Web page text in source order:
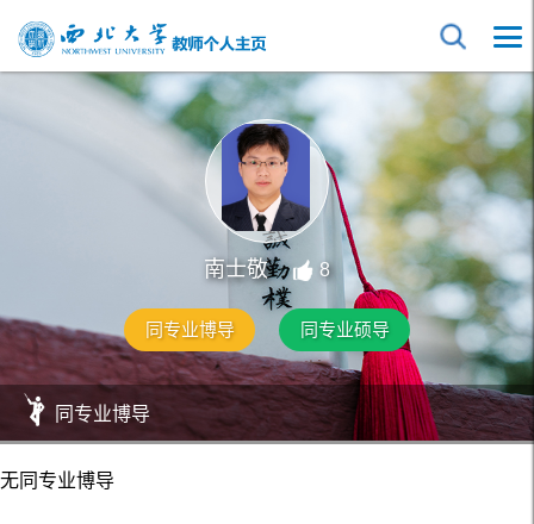
南士敬 8
同专业博导 同专业硕导
同专业博导
无同专业博导